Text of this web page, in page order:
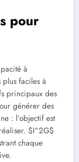
pour
à
plus faciles à
principaux des
générer des
: l’objectif est
$I^2G$
chaque